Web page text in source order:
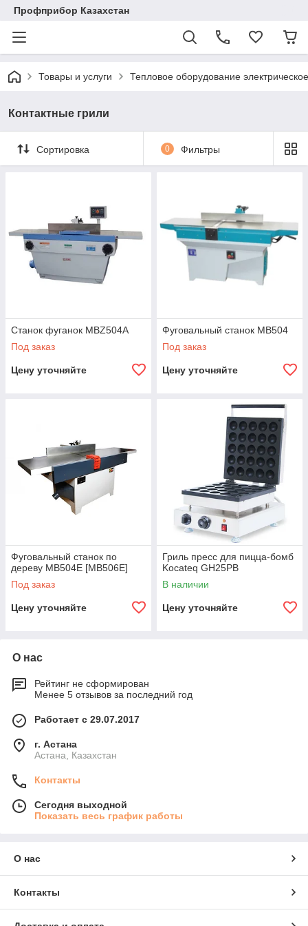
Профприбор Казахстан
Товары и услуги Тепловое оборудование электрическое
Контактные грили
Сортировка 0 Фильтры
Станок фуганок MBZ504A
Под заказ
Цену уточняйте
Фуговальный станок MB504
Под заказ
Цену уточняйте
Фуговальный станок по
дереву MB504E [MB506E]
Под заказ
Цену уточняйте
Гриль пресс для пицца-бомб
Kocateq GH25PB
В наличии
Цену уточняйте
О нас
Рейтинг не сформирован
Менее 5 отзывов за последний год
Работает с 29.07.2017
г. Астана
Астана, Казахстан
Контакты
Сегодня выходной
Показать весь график работы
О нас
Контакты